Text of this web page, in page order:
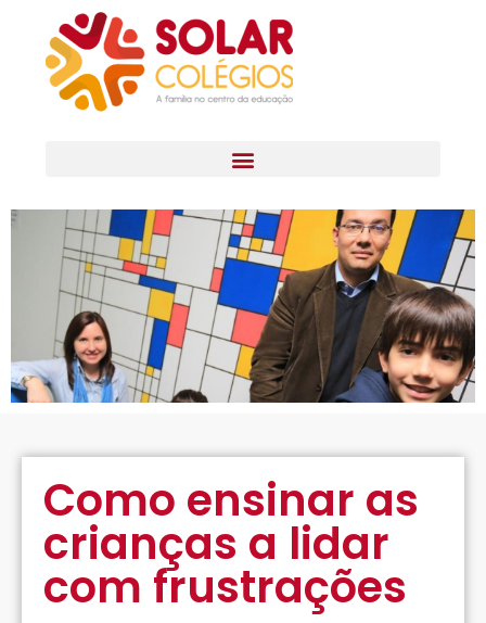
Como ensinar as
crianças a lidar
com frustrações